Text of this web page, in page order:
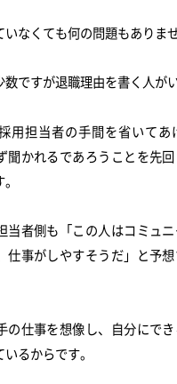
なくても何の問題もありませ
ですが退職理由を書く人がい
用担当者の手間を省いてあ
聞かれるであろうことを先
当者側も「この人はコミュ
仕事がしやすそうだ」と予
の仕事を想像し、自分にで
るからです。